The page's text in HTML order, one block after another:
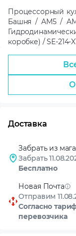
Процессорный
Башня / AM5 / AM4
коробке) / SE-214-
Доставка
Забрать из
Забрать
Бесплатно
Новая Почта
Отправим
Согласно
перевозчика